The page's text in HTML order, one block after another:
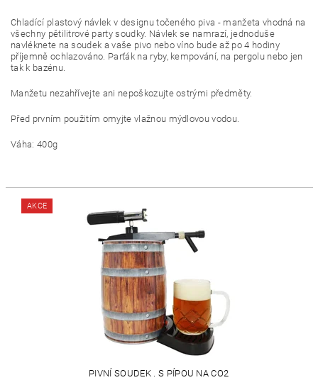
Chladící plastový návlek v designu točeného piva - manžeta vhodná na
všechny pětilitrové party soudky. Návlek se namrazí, jednoduše
navléknete na soudek a vaše pivo nebo víno bude až po 4 hodiny
příjemně ochlazováno. Parťák na ryby, kempování, na pergolu nebo jen
tak k bazénu.
Manžetu nezahřívejte ani nepoškozujte ostrými předměty.
Před prvním použitím omyjte vlažnou mýdlovou vodou.
Váha: 400g
AKCE
PIVNÍ SOUDEK . S PÍPOU NA CO2